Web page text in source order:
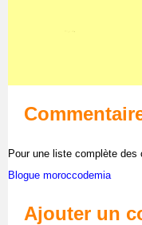
Pour une liste complète
Blogue moroccodemia
Ajouter un